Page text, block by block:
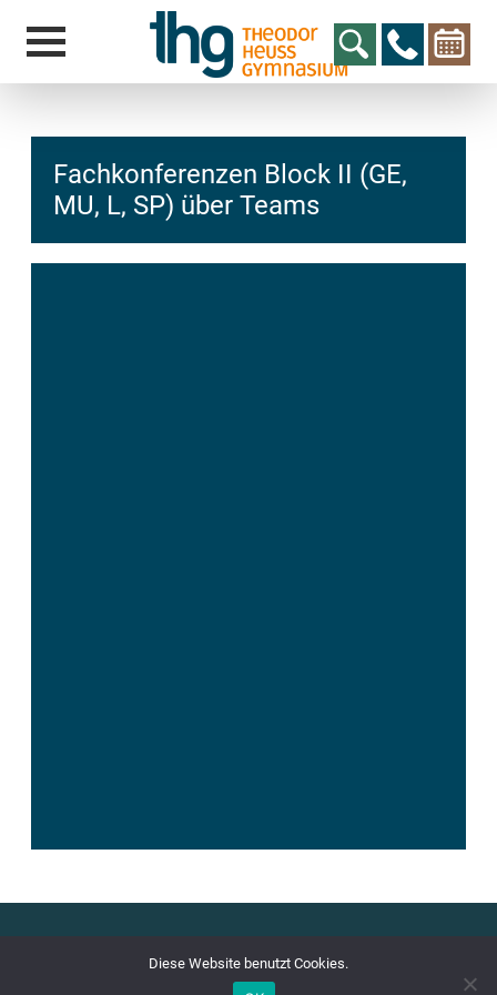
ed.ne
kalsn
id-gh
t@elu
hcs
Fachkonferenzen Block II (GE,
MU, L, SP) über Teams
Diese Website benutzt Cookies.